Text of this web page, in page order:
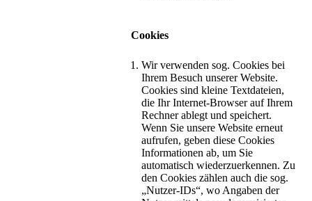
Cookies
Wir verwenden sog. Cookies bei
Ihrem Besuch unserer Website.
Cookies sind kleine Textdateien,
die Ihr Internet-Browser auf Ihrem
Rechner ablegt und speichert.
Wenn Sie unsere Website erneut
aufrufen, geben diese Cookies
Informationen ab, um Sie
automatisch wiederzuerkennen. Zu
den Cookies zählen auch die sog.
„Nutzer-IDs“, wo Angaben der